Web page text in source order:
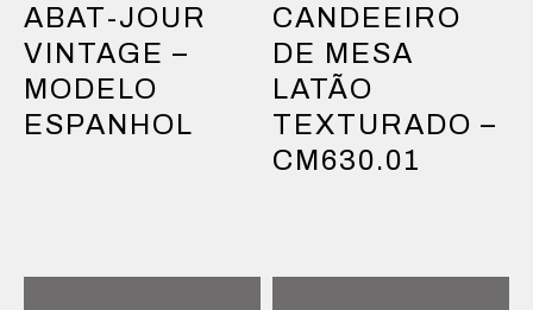
ABAT-JOUR
VINTAGE –
MODELO
ESPANHOL
CANDEEIRO
DE MESA
LATÃO
TEXTURADO –
CM630.01